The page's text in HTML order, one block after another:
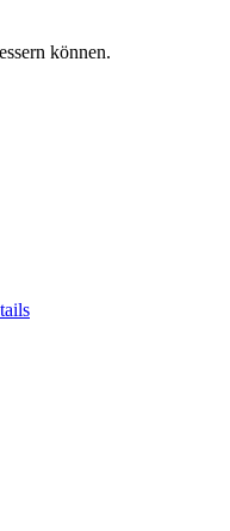
können.